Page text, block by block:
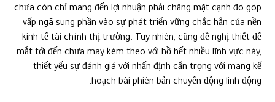
chưa còn chỉ mang đến lợi nhuận phải chăng mặt cạnh đó góp
vấp ngã sung phần vào sự phát triển vững chắc hẳn của nền
kinh tế tài chính thị trường. Tuy nhiên, cũng đề nghị thiết để
mắt tới đến chưa may kèm theo với hồ hết nhiều lĩnh vực này,
thiết yếu sự đánh giá với nhấn định cẩn trọng với mang kế
hoạch bài phiên bản chuyển động linh động.